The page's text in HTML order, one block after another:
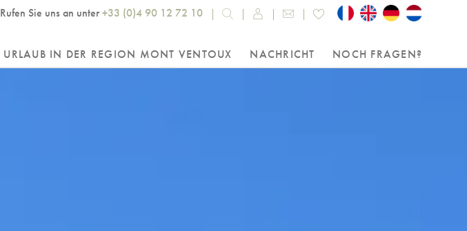
Rufen Sie uns an unter+33 (0)4 90 12 72 10
URLAUB IN DER REGION MONT VENTOUX NACHRICHT NOCH FRAGEN?